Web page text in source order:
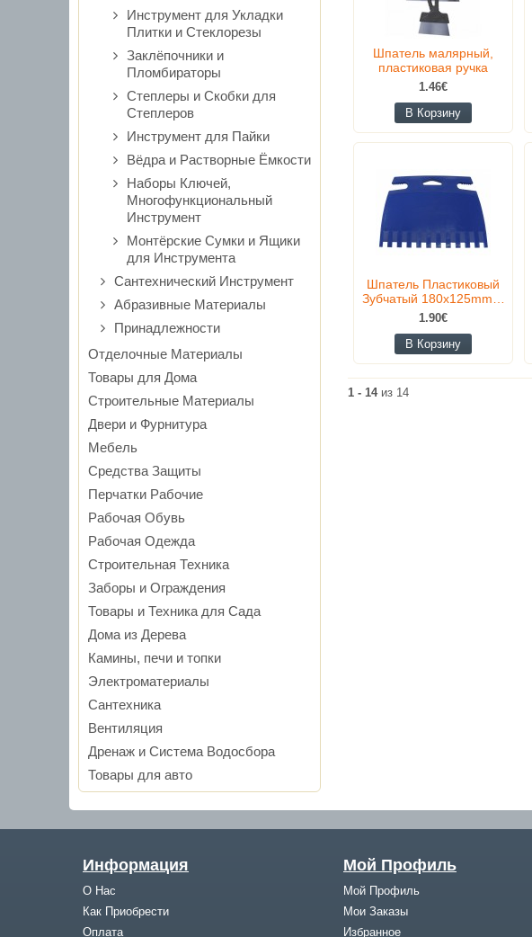
Инструмент для Укладки
Плитки и Стеклорезы
Заклёпочники и
Пломбираторы
Степлеры и Скобки для
Степлеров
Инструмент для Пайки
Вёдра и Растворные Ёмкости
Наборы Ключей,
Многофункциональный
Инструмент
Монтёрские Сумки и Ящики
для Инструмента
Сантехнический Инструмент
Абразивные Материалы
Принадлежности
Отделочные Материалы
Товары для Дома
Строительные Материалы
Двери и Фурнитура
Мебель
Средства Защиты
Перчатки Рабочие
Рабочая Обувь
Рабочая Одежда
Строительная Техника
Заборы и Ограждения
Товары и Техника для Cада
Дома из Дерева
Камины, печи и топки
Электроматериалы
Сантехника
Вентиляция
Дренаж и Система Водосбора
Товары для авто
Шпатель малярный,
пластиковая ручка
1.46€
В Корзину
Шпатель Пластиковый
Зубчатый 180x125mm…
1.90€
В Корзину
1 - 14из 14
Информация
О Нас
Как Приобрести
Оплата
Мой Профиль
Мой Профиль
Мои Заказы
Избранное